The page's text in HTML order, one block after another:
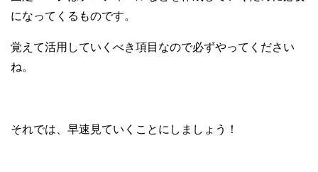
になってくるものです。
覚えて活用していくべき項目なので必ずやってください
ね。
それでは、早速見ていくことにしましょう！